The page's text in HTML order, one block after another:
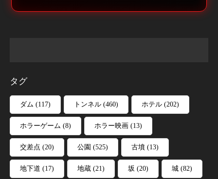
タグ
ダム (117) トンネル (460) ホテル (202)
ホラーゲーム (8) ホラー映画 (13)
交差点 (20) 公園 (525) 古墳 (13)
地下道 (17) 地蔵 (21) 坂 (20) 城 (82)